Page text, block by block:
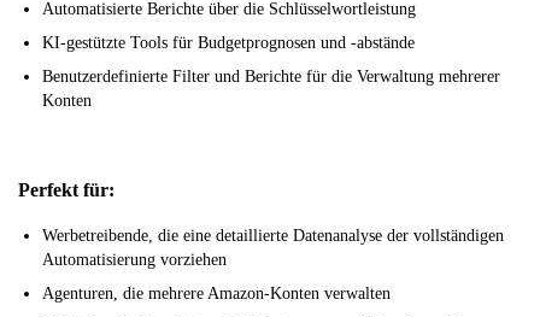
Automatisierte Berichte über die Schlüsselwortleistung
KI-gestützte Tools für Budgetprognosen und -abstände
Benutzerdefinierte Filter und Berichte für die Verwaltung mehrerer
Konten
Perfekt für:
Werbetreibende, die eine detaillierte Datenanalyse der vollständigen
Automatisierung vorziehen
Agenturen, die mehrere Amazon-Konten verwalten